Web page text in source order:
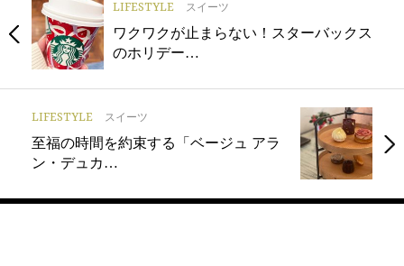
LIFESTYLE スイーツ
ワクワクが止まらない！スターバックス
のホリデー…
LIFESTYLE スイーツ
至福の時間を約束する「ベージュ アラ
ン・デュカ…